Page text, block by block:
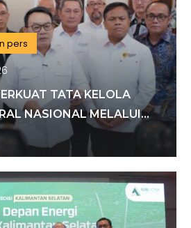
pers
TATA KELOLA
NASIONAL MELALUI
KSP DAN DANANTARA